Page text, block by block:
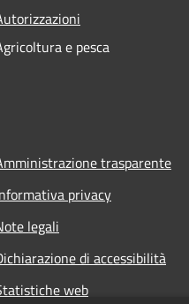
e pesca
trasparente
privacy
legali
di accessibilità
web